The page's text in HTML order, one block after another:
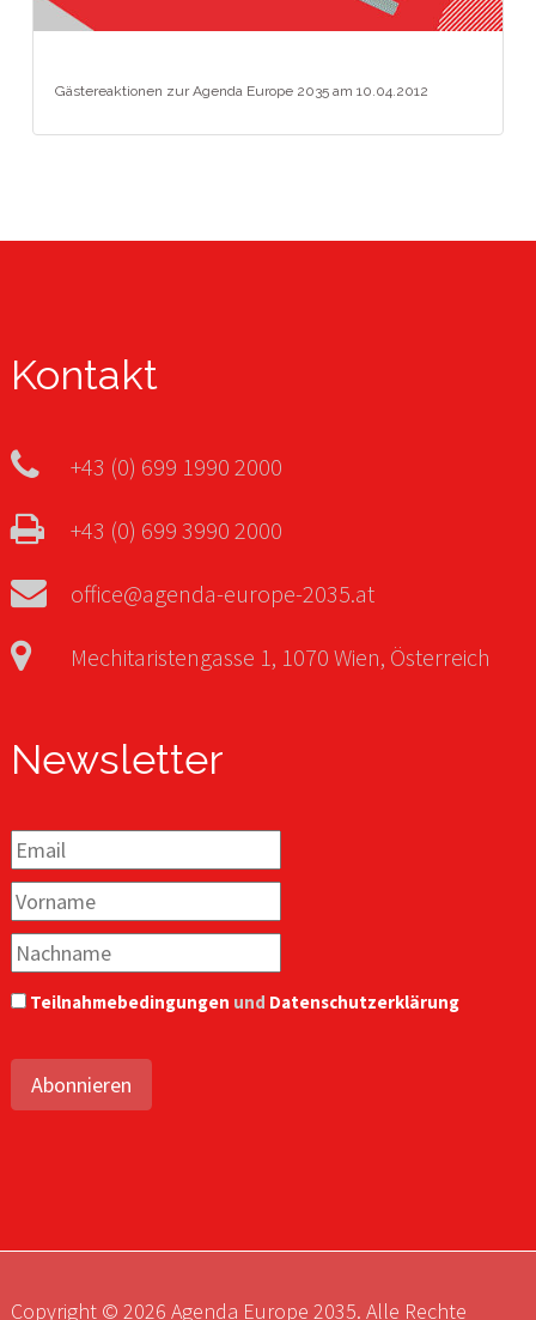
Gästereaktionen zur Agenda Europe 2035 am 10.04.2012
Kontakt
+43 (0) 699 1990 2000
+43 (0) 699 3990 2000
office@agenda-europe-2035.at
Mechitaristengasse 1, 1070 Wien, Österreich
Newsletter
Teilnahmebedingungen und Datenschutzerklärung
Abonnieren
Copyright © 2026 Agenda Europe 2035. Alle Rechte